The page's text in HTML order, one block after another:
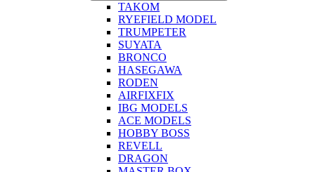
TAKOM
RYEFIELD MODEL
TRUMPETER
SUYATA
BRONCO
HASEGAWA
RODEN
AIRFIXFIX
IBG MODELS
ACE MODELS
HOBBY BOSS
REVELL
DRAGON